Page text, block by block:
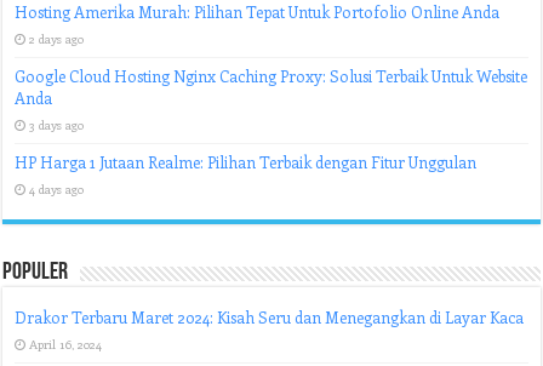
Hosting Amerika Murah: Pilihan Tepat Untuk Portofolio Online Anda
2 days ago
Google Cloud Hosting Nginx Caching Proxy: Solusi Terbaik Untuk Website
Anda
3 days ago
HP Harga 1 Jutaan Realme: Pilihan Terbaik dengan Fitur Unggulan
4 days ago
Populer
Drakor Terbaru Maret 2024: Kisah Seru dan Menegangkan di Layar Kaca
April 16, 2024